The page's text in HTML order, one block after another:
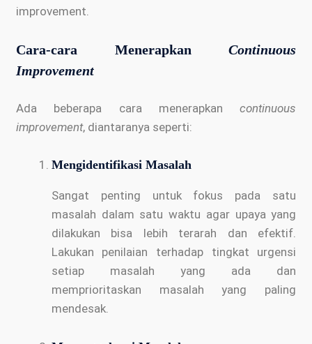
improvement.
Cara-cara MenerapkanContinuous
Improvement
Ada beberapa cara menerapkancontinuous
improvement, diantaranya seperti:
Mengidentifikasi Masalah
Sangat penting untuk fokus pada satu
masalah dalam satu waktu agar upaya yang
dilakukan bisa lebih terarah dan efektif.
Lakukan penilaian terhadap tingkat urgensi
setiap masalah yang ada dan
memprioritaskan masalah yang paling
mendesak.